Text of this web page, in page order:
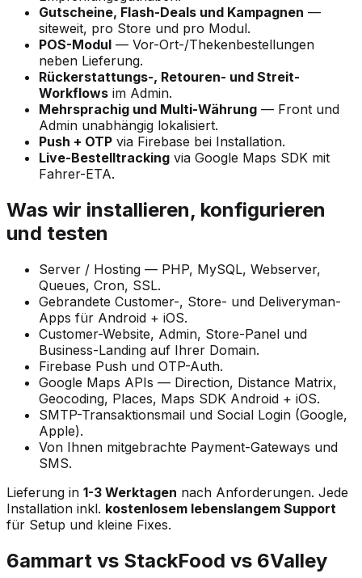
Gutscheine, Flash-Deals und Kampagnen —
siteweit, pro Store und pro Modul.
POS-Modul — Vor-Ort-/Thekenbestellungen
neben Lieferung.
Rückerstattungs-, Retouren- und Streit-
Workflows im Admin.
Mehrsprachig und Multi-Währung — Front und
Admin unabhängig lokalisiert.
Push + OTP via Firebase bei Installation.
Live-Bestelltracking via Google Maps SDK mit
Fahrer-ETA.
Was wir installieren, konfigurieren
und testen
Server / Hosting — PHP, MySQL, Webserver,
Queues, Cron, SSL.
Gebrandete Customer-, Store- und Deliveryman-
Apps für Android + iOS.
Customer-Website, Admin, Store-Panel und
Business-Landing auf Ihrer Domain.
Firebase Push und OTP-Auth.
Google Maps APIs — Direction, Distance Matrix,
Geocoding, Places, Maps SDK Android + iOS.
SMTP-Transaktionsmail und Social Login (Google,
Apple).
Von Ihnen mitgebrachte Payment-Gateways und
SMS.
Lieferung in 1-3 Werktagen nach Anforderungen. Jede
Installation inkl. kostenlosem lebenslangem Support
für Setup und kleine Fixes.
6ammart vs StackFood vs 6Valley